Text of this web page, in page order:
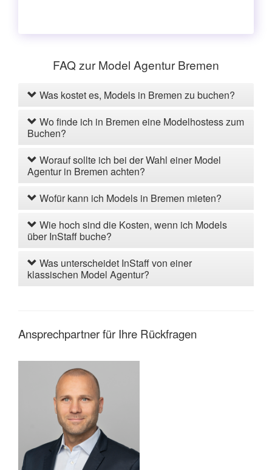
FAQ zur Model Agentur Bremen
Was kostet es, Models in Bremen zu buchen?
Wo finde ich in Bremen eine Modelhostess zum
Buchen?
Worauf sollte ich bei der Wahl einer Model
Agentur in Bremen achten?
Wofür kann ich Models in Bremen mieten?
Wie hoch sind die Kosten, wenn ich Models
über InStaff buche?
Was unterscheidet InStaff von einer
klassischen Model Agentur?
Ansprechpartner für Ihre Rückfragen